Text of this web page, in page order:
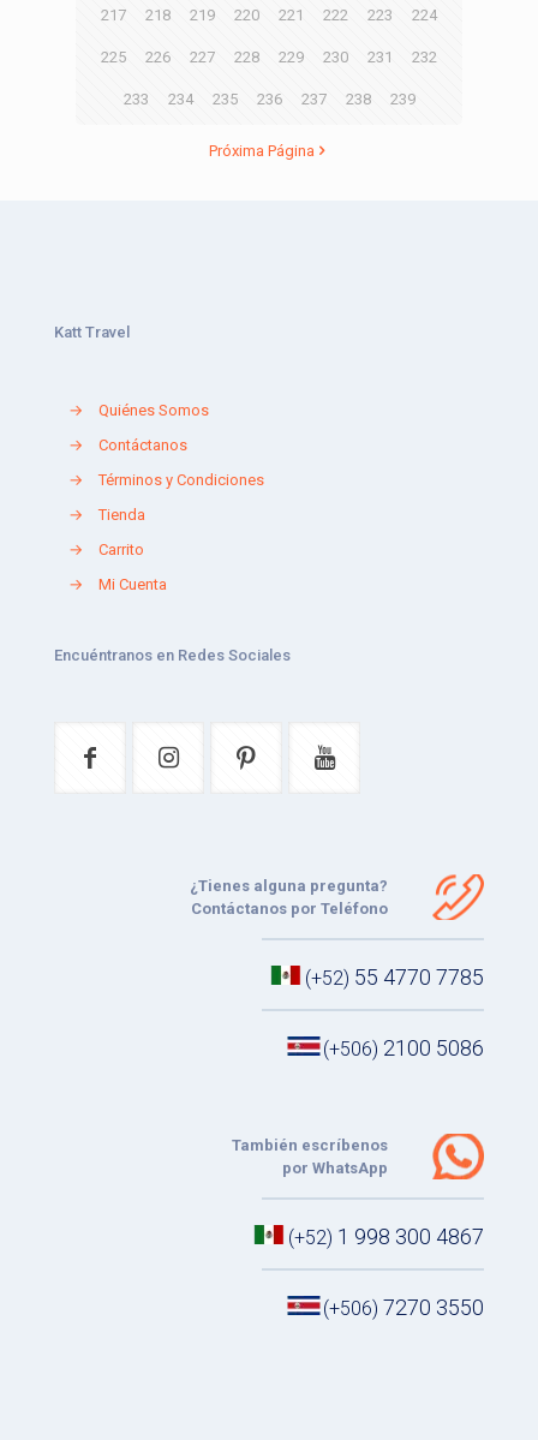
217 218 219 220 221 222 223 224
225 226 227 228 229 230 231 232
233 234 235 236 237 238 239
Próxima Página
Katt Travel
→
Quiénes Somos
→
Contáctanos
→
Términos y Condiciones
→
Tienda
→
Carrito
→
Mi Cuenta
Encuéntranos en Redes Sociales
¿Tienes alguna pregunta?
Contáctanos por Teléfono
(+52) 55 4770 7785
(+506) 2100 5086
También escríbenos
por WhatsApp
(+52) 1 998 300 4867
(+506) 7270 3550